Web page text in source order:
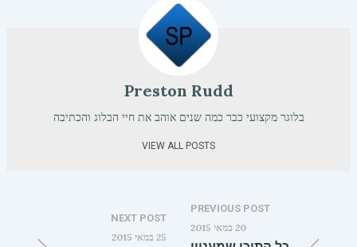
Preston Rudd
בלוגר מקצועי כבר כמה שנים אוהב את חיי הבלוג והכתיבה
VIEW ALL POSTS
PREVIOUS POST
20 במאי 2015
NEXT POST
25 במאי 2015